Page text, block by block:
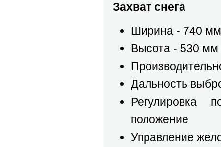
Захват снега
Ширина - 740 мм
Высота - 530 мм
Дальность
Регулировка
положение
Управление